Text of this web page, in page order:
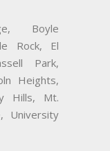
Boyle
Rock, El
Park,
Heights,
Hills, Mt.
University